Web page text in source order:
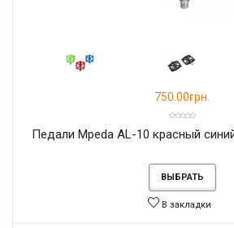
750.00грн.
Педали Mpeda AL-10 красный
ВЫБРАТЬ
В закладки